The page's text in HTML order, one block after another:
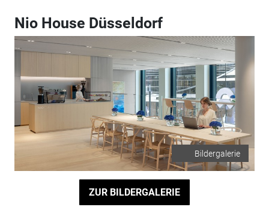
Nio House Düsseldorf
Bildergalerie
ZUR BILDERGALERIE